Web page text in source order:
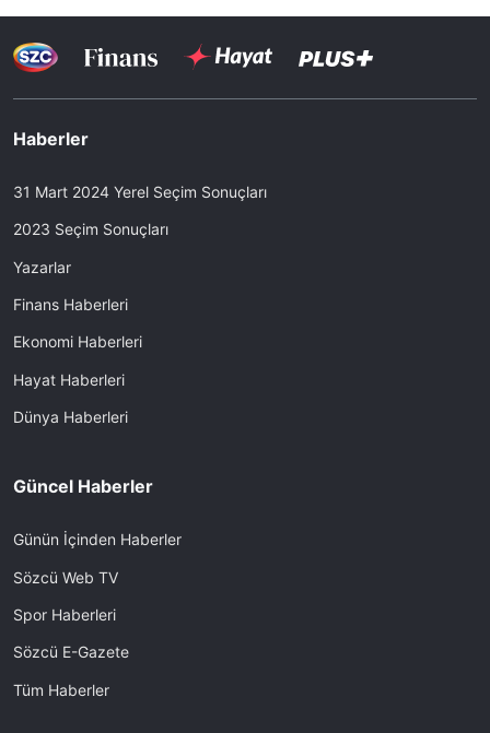
Haberler
31 Mart 2024 Yerel Seçim Sonuçları
2023 Seçim Sonuçları
Yazarlar
Finans Haberleri
Ekonomi Haberleri
Hayat Haberleri
Dünya Haberleri
Güncel Haberler
Günün İçinden Haberler
Sözcü Web TV
Spor Haberleri
Sözcü E-Gazete
Tüm Haberler